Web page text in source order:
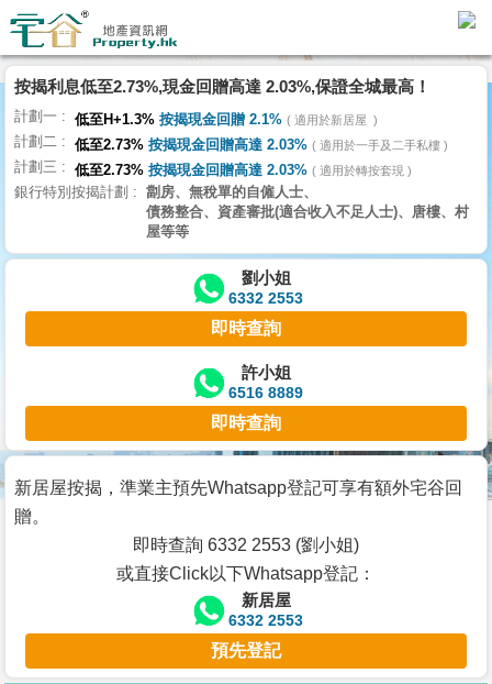
理
主
頁
搵
樓/
交
業
主
宅
谷
按
客
按揭利息低至2.73%,現金回贈高達 2.03%,保證全城最高！
計劃一 低至H+1.3% 按揭現金回贈 2.1% 適用於新居屋
計劃二 低至2.73% 按揭現金回贈高達 2.03% 適用於一手及二手私樓
計劃三 低至2.73% 按揭現金回贈高達 2.03% 適用於轉按套現
銀行特別按揭計劃
劏房、無稅單的自僱人士、
債務整合、資產審批(適合收入不足人士)、唐樓、村
屋等等
劉小姐
6332 2553
即時查詢
許小姐
6516 8889
即時查詢
新居屋按揭，準業主預先Whatsapp登記可享有額外宅谷回
贈。
即時查詢 6332 2553 (劉小姐)
或直接Click以下Whatsapp登記：
新居屋
6332 2553
預先登記